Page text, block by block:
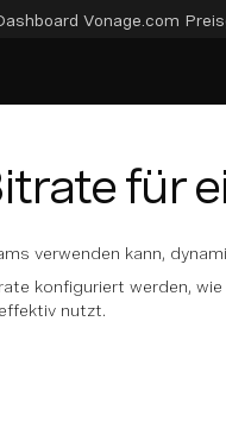
Vonage.com
für
verwenden kann,
konfiguriert werden,
nutzt.